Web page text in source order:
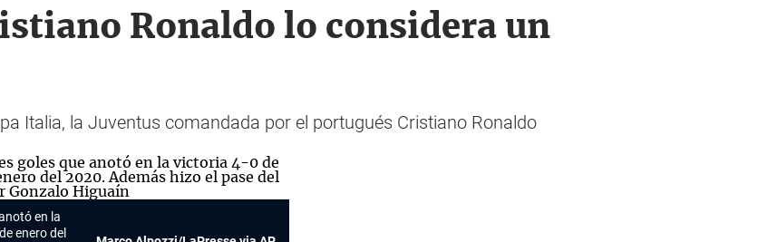
Ronaldo lo considera un
Italia, la Juventus comandada por el portugués Cristiano Ronaldo
en la
enero del